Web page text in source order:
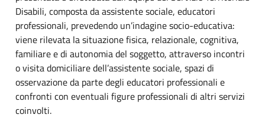
Disabili, composta da assistente sociale, educatori
professionali, prevedendo un’indagine socio-educativa:
viene rilevata la situazione fisica, relazionale, cognitiva,
familiare e di autonomia del soggetto, attraverso incontri
o visita domiciliare dell’assistente sociale, spazi di
osservazione da parte degli educatori professionali e
confronti con eventuali figure professionali di altri servizi
coinvolti.